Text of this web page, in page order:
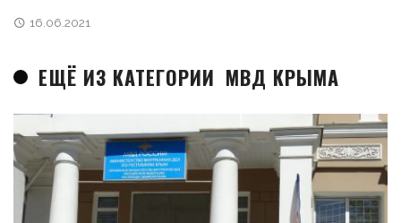
16.06.2021
ЕЩЁ ИЗ КАТЕГОРИИ МВД КРЫМА